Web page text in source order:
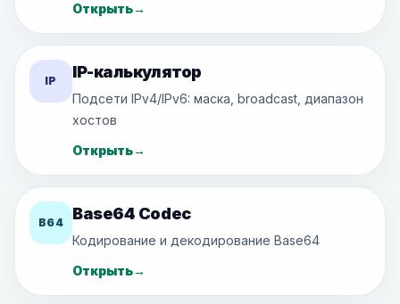
Открыть→
IP IP-калькулятор
Подсети IPv4/IPv6: маска, broadcast, диапазон
хостов
Открыть→
B64 Base64 Codec
Кодирование и декодирование Base64
Открыть→